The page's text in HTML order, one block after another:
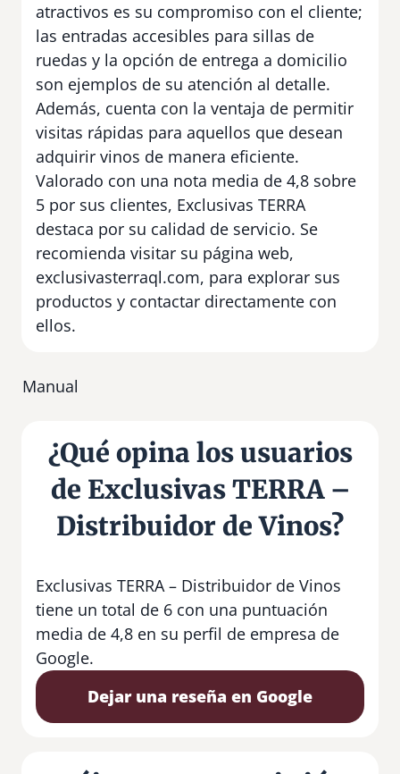
atractivos es su compromiso con el cliente;
las entradas accesibles para sillas de
ruedas y la opción de entrega a domicilio
son ejemplos de su atención al detalle.
Además, cuenta con la ventaja de permitir
visitas rápidas para aquellos que desean
adquirir vinos de manera eficiente.
Valorado con una nota media de 4,8 sobre
5 por sus clientes, Exclusivas TERRA
destaca por su calidad de servicio. Se
recomienda visitar su página web,
exclusivasterraql.com, para explorar sus
productos y contactar directamente con
ellos.
Manual
¿Qué opina los usuarios
de Exclusivas TERRA –
Distribuidor de Vinos?
Exclusivas TERRA – Distribuidor de Vinos
tiene un total de 6 con una puntuación
media de 4,8 en su perfil de empresa de
Google.
Dejar una reseña en Google